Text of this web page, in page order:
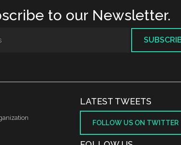
to our Newsletter.
LATEST TWEETS
FOLLOW US ON TWITTER